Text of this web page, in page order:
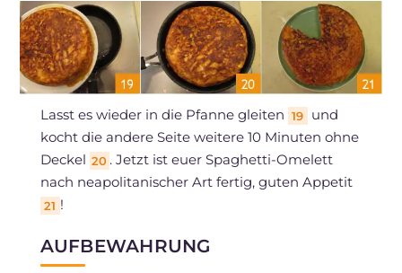
Lasst es wieder in die Pfanne gleiten 19
und
kocht die andere Seite weitere 10 Minuten ohne
Deckel 20 . Jetzt ist euer Spaghetti-Omelett
nach neapolitanischer Art fertig, guten Appetit
21 !
AUFBEWAHRUNG